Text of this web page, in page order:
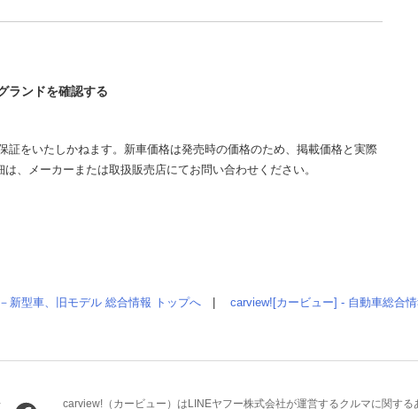
ランドを確認する
をいたしかねます。新車価格は発売時の価格のため、掲載価格と実際
、メーカーまたは取扱販売店にてお問い合わせください。
新型車、旧モデル 総合情報 トップへ carview![カービュー] - 自動車総合
carview!（カービュー）はLINEヤフー株式会社が運営するクルマに関する